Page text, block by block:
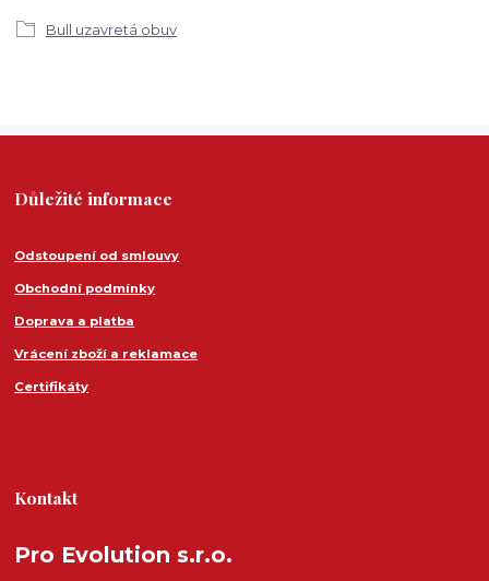
Bull uzavretá obuv
Důležité informace
Odstoupení od smlouvy
Obchodní podmínky
Doprava a platba
Vrácení zboží a reklamace
Certifikáty
Kontakt
Pro Evolution s.r.o.